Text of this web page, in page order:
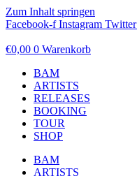
Zum Inhalt springen
Facebook-f Instagram Twitter
€0,00 0 Warenkorb
BAM
ARTISTS
RELEASES
BOOKING
TOUR
SHOP
BAM
ARTISTS